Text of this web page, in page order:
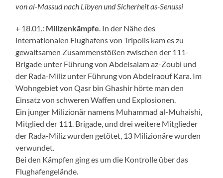
von al-Massud nach Libyen und Sicherheit as-Senussi
+ 18.01.: Milizenkämpfe. In der Nähe des
internationalen Flughafens von Tripolis kam es zu
gewaltsamen Zusammenstößen zwischen der 111-
Brigade unter Führung von Abdelsalam az-Zoubi und
der Rada-Miliz unter Führung von Abdelraouf Kara. Im
Wohngebiet von Qasr bin Ghashir hörte man den
Einsatz von schweren Waffen und Explosionen.
Ein junger Milizionär namens Muhammad al-Muhaishi,
Mitglied der 111. Brigade, und drei weitere Mitglieder
der Rada-Miliz wurden getötet, 13 Milizionäre wurden
verwundet.
Bei den Kämpfen ging es um die Kontrolle über das
Flughafengelände.